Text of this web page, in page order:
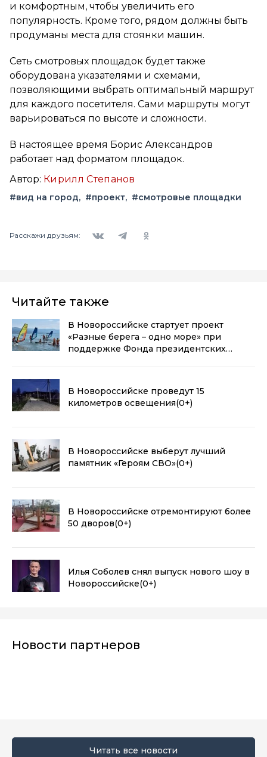
и комфортным, чтобы увеличить его
популярность. Кроме того, рядом должны быть
продуманы места для стоянки машин.
Сеть смотровых площадок будет также
оборудована указателями и схемами,
позволяющими выбрать оптимальный маршрут
для каждого посетителя. Сами маршруты могут
варьироваться по высоте и сложности.
В настоящее время Борис Александров
работает над форматом площадок.
Автор: Кирилл Степанов
#вид на город #проект #смотровые площадки
Расскажи друзьям:
Читайте также
В Новороссийске стартует проект
«Разные берега – одно море» при
поддержке Фонда президентских
В Новороссийске проведут 15
километров освещения(0+)
В Новороссийске выберут лучший
памятник «Героям СВО»(0+)
В Новороссийске отремонтируют более
50 дворов(0+)
Илья Соболев снял выпуск нового шоу в
Новороссийске(0+)
Новости партнеров
Читать все новости